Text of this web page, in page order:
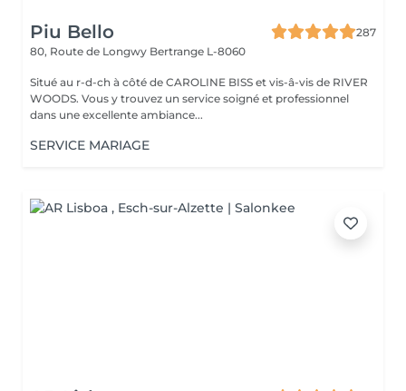
Piu Bello
287
80, Route de Longwy Bertrange L-8060
Situé au r-d-ch à côté de CAROLINE BISS et vis-â-vis de RIVER
WOODS. Vous y trouvez un service soigné et professionnel
dans une excellente ambiance...
SERVICE MARIAGE